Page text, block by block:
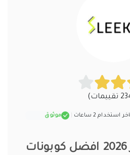
اخر استخدام 2 ساعات موثوق
كود خصم سليكز 2026 افضل كوبونات